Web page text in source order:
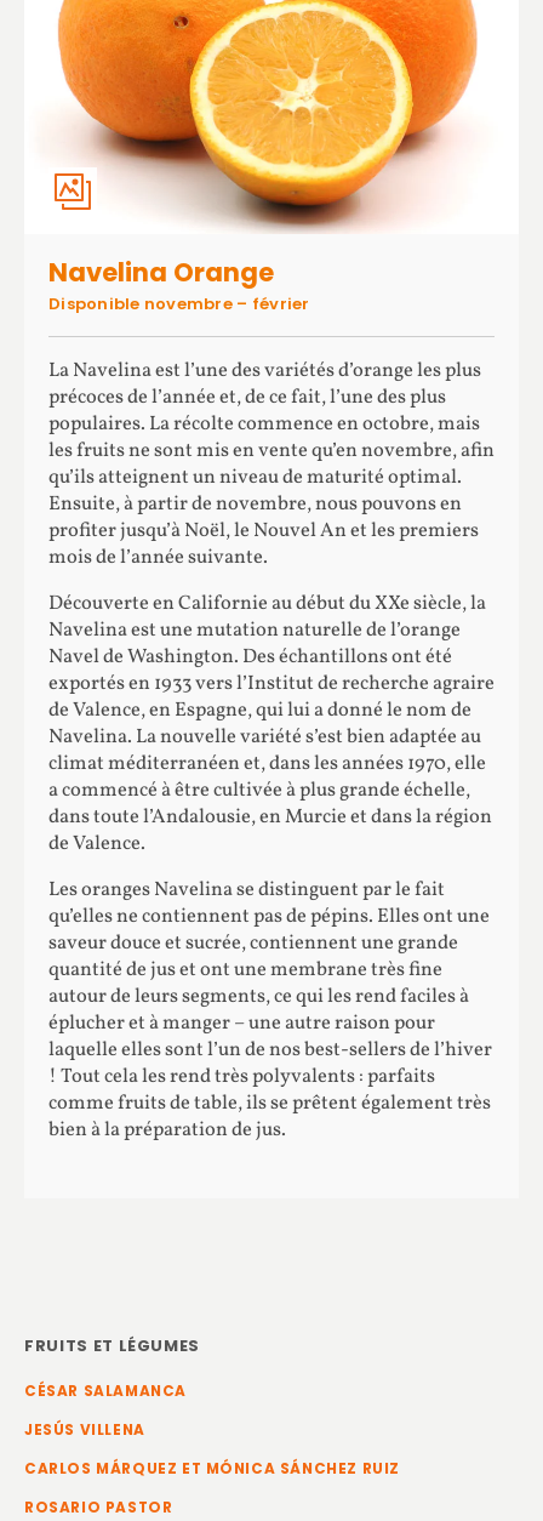
Navelina Orange
Disponible novembre – février
La Navelina est l’une des variétés d’orange les plus
précoces de l’année et, de ce fait, l’une des plus
populaires. La récolte commence en octobre, mais
les fruits ne sont mis en vente qu’en novembre, afin
qu’ils atteignent un niveau de maturité optimal.
Ensuite, à partir de novembre, nous pouvons en
profiter jusqu’à Noël, le Nouvel An et les premiers
mois de l’année suivante.
Découverte en Californie au début du XXe siècle, la
Navelina est une mutation naturelle de l’orange
Navel de Washington. Des échantillons ont été
exportés en 1933 vers l’Institut de recherche agraire
de Valence, en Espagne, qui lui a donné le nom de
Navelina. La nouvelle variété s’est bien adaptée au
climat méditerranéen et, dans les années 1970, elle
a commencé à être cultivée à plus grande échelle,
dans toute l’Andalousie, en Murcie et dans la région
de Valence.
Les oranges Navelina se distinguent par le fait
qu’elles ne contiennent pas de pépins. Elles ont une
saveur douce et sucrée, contiennent une grande
quantité de jus et ont une membrane très fine
autour de leurs segments, ce qui les rend faciles à
éplucher et à manger – une autre raison pour
laquelle elles sont l’un de nos best-sellers de l’hiver
! Tout cela les rend très polyvalents : parfaits
comme fruits de table, ils se prêtent également très
bien à la préparation de jus.
FRUITS ET LÉGUMES
CÉSAR SALAMANCA
JESÚS VILLENA
CARLOS MÁRQUEZ ET MÓNICA SÁNCHEZ RUIZ
ROSARIO PASTOR